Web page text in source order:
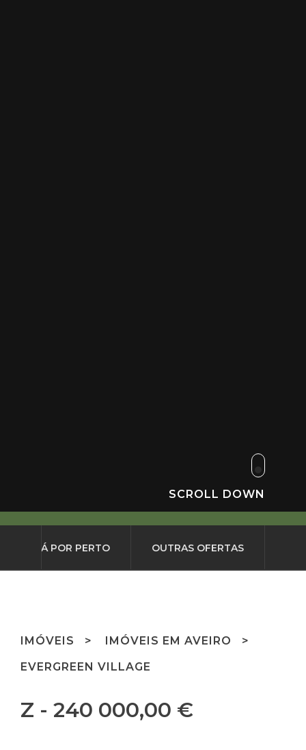
SCROLL DOWN
QUE HÁ POR PERTO OUTRAS OFERTAS
IMÓVEIS
IMÓVEIS EM AVEIRO
EVERGREEN VILLAGE
Z - 240 000,00 €